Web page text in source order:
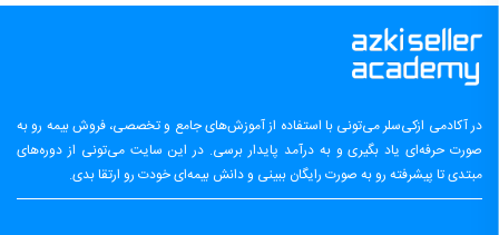
در آکادمی ازکی‌سلر می‌تونی با استفاده از آموزش‌های جامع و تخصصی، فروش بیمه رو به
صورت حرفه‌ای یاد بگیری و به درآمد پایدار برسی. در این سایت می‌تونی از دوره‌های
مبتدی تا پیشرفته رو به صورت رایگان ببینی و دانش بیمه‌ای خودت رو ارتقا بدی.